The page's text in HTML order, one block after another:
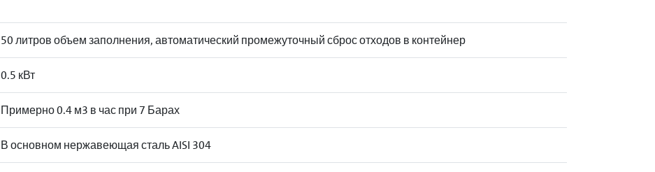
50 литров объем заполнения, автоматический промежуточный сброс отходов в контейнер
0.5 кВт
Примерно 0.4 м3 в час при 7 Барах
В основном нержавеющая сталь AISI 304